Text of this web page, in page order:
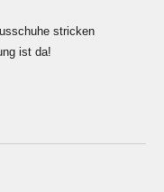
stricken
ist da!